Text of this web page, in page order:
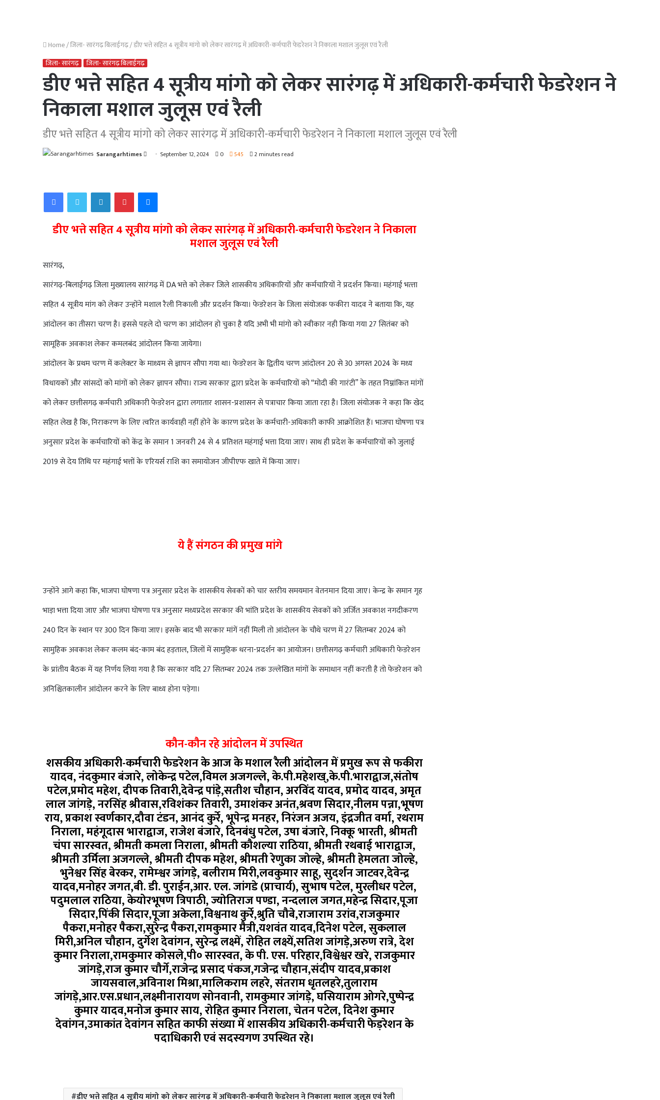
Home/जिला- सारंगढ़ बिलाईगढ़/डीए भत्ते सहित 4 सूत्रीय मांगो को लेकर सारंगढ़ में अधिकारी-कर्मचारी फेडरेशन ने निकाला मशाल जुलूस एवं रैली
जिला- सारंगढ़
जिला- सारंगढ़ बिलाईगढ़
डीए भत्ते सहित 4 सूत्रीय मांगो को लेकर सारंगढ़ में अधिकारी-कर्मचारी फेडरेशन ने
निकाला मशाल जुलूस एवं रैली
डीए भत्ते सहित 4 सूत्रीय मांगो को लेकर सारंगढ़ में अधिकारी-कर्मचारी फेडरेशन ने निकाला मशाल जुलूस एवं रैली
Sarangarhtimes
Send September 12, 2024 0 545 2 minutes read
FacebookTwitterLinkedInPinterestMessenger
डीए भत्ते सहित 4 सूत्रीय मांगो को लेकर सारंगढ़ में अधिकारी-कर्मचारी फेडरेशन ने निकाला
मशाल जुलूस एवं रैली
सारंगढ़,
सारंगढ़-बिलाईगढ़ जिला मुख्यालय सारंगढ़ में DA भत्ते को लेकर जिले शासकीय अधिकारियों और कर्मचारियों ने प्रदर्शन किया। महंगाई भत्‍ता
सहित 4 सूत्रीय मांग को लेकर उन्होंने मशाल रैली निकाली और प्रदर्शन किया। फेडरेशन के जिला संयोजक फकीरा यादव ने बताया कि, यह
आंदोलन का तीसरा चरण है। इससे पहले दो चरण का आंदोलन हो चुका है यदि अभी भी मांगो को स्वीकार नही किया गया 27 सितंबर को
सामूहिक अवकाश लेकर कमलबंद आंदोलन किया जायेगा।
आंदोलन के प्रथम चरण में कलेक्टर के माध्यम से ज्ञापन सौपा गया था। फेडरेशन के द्वितीय चरण आंदोलन 20 से 30 अगस्त 2024 के मध्य
विधायकों और सांसदों को मांगों को लेकर ज्ञापन सौंपा। राज्य सरकार द्वारा प्रदेश के कर्मचारियों को “मोदी की गारंटी” के तहत निम्नांकित मांगों
को लेकर छत्तीसगढ़ कर्मचारी अधिकारी फेडरेशन द्वारा लगातार शासन-प्रशासन से पत्राचार किया जाता रहा है। जिला संयोजक ने कहा कि खेद
सहित लेख है कि, निराकरण के लिए त्वरित कार्यवाही नहीं होने के कारण प्रदेश के कर्मचारी-अधिकारी काफी आक्रोशित हैं। भाजपा घोषणा पत्र
अनुसार प्रदेश के कर्मचारियों को केंद्र के समान 1 जनवरी 24 से 4 प्रतिशत महंगाई भत्ता दिया जाए। साथ ही प्रदेश के कर्मचारियों को जुलाई
2019 से देय तिथि पर महंगाई भत्तों के एरियर्स राशि का समायोजन जीपीएफ खाते में किया जाए।
ये हैं संगठन की प्रमुख मांगे
उन्होंने आगे कहा कि, भाजपा घोषणा पत्र अनुसार प्रदेश के शासकीय सेवकों को चार स्तरीय समयमान वेतनमान दिया जाए। केन्द्र के समान गृह
भाड़ा भत्ता दिया जाए और भाजपा घोषणा पत्र अनुसार मध्यप्रदेश सरकार की भांति प्रदेश के शासकीय सेवकों को अर्जित अवकाश नगदीकरण
240 दिन के स्थान पर 300 दिन किया जाए। इसके बाद भी सरकार मांगें नहीं मिली तो आंदोलन के चौथे चरण में 27 सितम्बर 2024 को
सामुहिक अवकाश लेकर कलम बंद-काम बंद हड़ताल, जिलों में सामुहिक धरना-प्रदर्शन का आयोजन। छत्तीसगढ़ कर्मचारी अधिकारी फेडरेशन
के प्रांतीय बैठक में यह निर्णय लिया गया है कि सरकार यदि 27 सितम्बर 2024 तक उल्लेखित मांगों के समाधान नहीं करती है तो फेडरेशन को
अनिश्चितकालीन आंदोलन करने के लिए बाध्य होना पड़ेगा।
कौन-कौन रहे आंदोलन में उपस्थित
शसकीय अधिकारी-कर्मचारी फेडरेशन के आज के मशाल रैली आंदोलन में प्रमुख रूप से फकीरा
यादव, नंदकुमार बंजारे, लोकेन्द्र पटेल,विमल अजगल्ले, के.पी.महेशख्,के.पी.भाराद्वाज,संतोष
पटेल,प्रमोद महेश, दीपक तिवारी,देवेन्द्र पांड़े,सतीश चौहान, अरविंद यादव, प्रमोद यादव, अमृत
लाल जांगड़े, नरसिंह श्रीवास,रविशंकर तिवारी, उमाशंकर अनंत,श्रवण सिदार,नीलम पन्ना,भूषण
राय, प्रकाश स्वर्णकार,दौवा टंडन, आनंद कुर्रे, भूपेन्द्र मनहर, निरंजन अजय, इंद्रजीत वर्मा, रथराम
निराला, महंगूदास भाराद्वाज, राजेश बंजारे, दिनबंधु पटेल, उषा बंजारे, निक्कू भारती, श्रीमती
चंपा सारस्वत, श्रीमती कमला निराला, श्रीमती कौशल्या राठिया, श्रीमती रथबाई भाराद्वाज,
श्रीमती उर्मिला अजगल्ले, श्रीमती दीपक महेश, श्रीमती रेणुका जोल्हे, श्रीमती हेमलता जोल्हे,
भुनेश्वर सिंह बेरकर, रामेम्श्वर जांगड़े, बलीराम मिरी,लवकुमार साहू, सुदर्शन जाटवर,देवेन्द्र
यादव,मनोहर जगत,बी. डी. पुराईन,आर. एल. जांगडे (प्राचार्य), सुभाष पटेल, मुरलीधर पटेल,
पदुमलाल राठिया, केयोरभूषण त्रिपाठी, ज्योतिराज पण्डा, नन्दलाल जगत,महेन्द्र सिदार,पूजा
सिदार,पिंकी सिदार,पूजा अकेला,विश्वनाथ कुर्रे,श्रुति चौबे,राजाराम उरांव,राजकुमार
पैकरा,मनोहर पैकरा,सुरेन्द्र पैकरा,रामकुमार मैत्री,यशवंत यादव,दिनेश पटेल, सुकलाल
मिरी,अनिल चौहान, दुर्गेश देवांगन, सुरेन्द्र लक्ष्में, रोहित लक्ष्यें,सतिश जांगड़े,अरुण रात्रे, देश
कुमार निराला,रामकुमार कोसले,पी० सारस्वत, के पी. एस. परिहार,विश्वेश्वर खरे, राजकुमार
जांगड़े,राज कुमार चौर्गे,राजेन्द्र प्रसाद पंकज,गजेन्द्र चौहान,संदीप यादव,प्रकाश
जायसवाल,अविनाश मिश्रा,मालिकराम लहरे, संतराम धृतलहरे,तुलाराम
जांगड़े,आर.एस.प्रधान,लक्ष्मीनारायण सोनवानी, रामकुमार जांगड़े, घसियाराम ओगरे,पुष्पेन्द्र
कुमार यादव,मनोज कुमार साय, रोहित कुमार निराला, चेतन पटेल, दिनेश कुमार
देवांगन,उमाकांत देवांगन सहित काफी संख्या में शासकीय अधिकारी-कर्मचारी फेड़रेशन के
पदाधिकारी एवं सदस्यगण उपस्थित रहे।
डीए भत्ते सहित 4 सूत्रीय मांगो को लेकर सारंगढ़ में अधिकारी-कर्मचारी फेडरेशन ने निकाला मशाल जुलूस एवं रैली